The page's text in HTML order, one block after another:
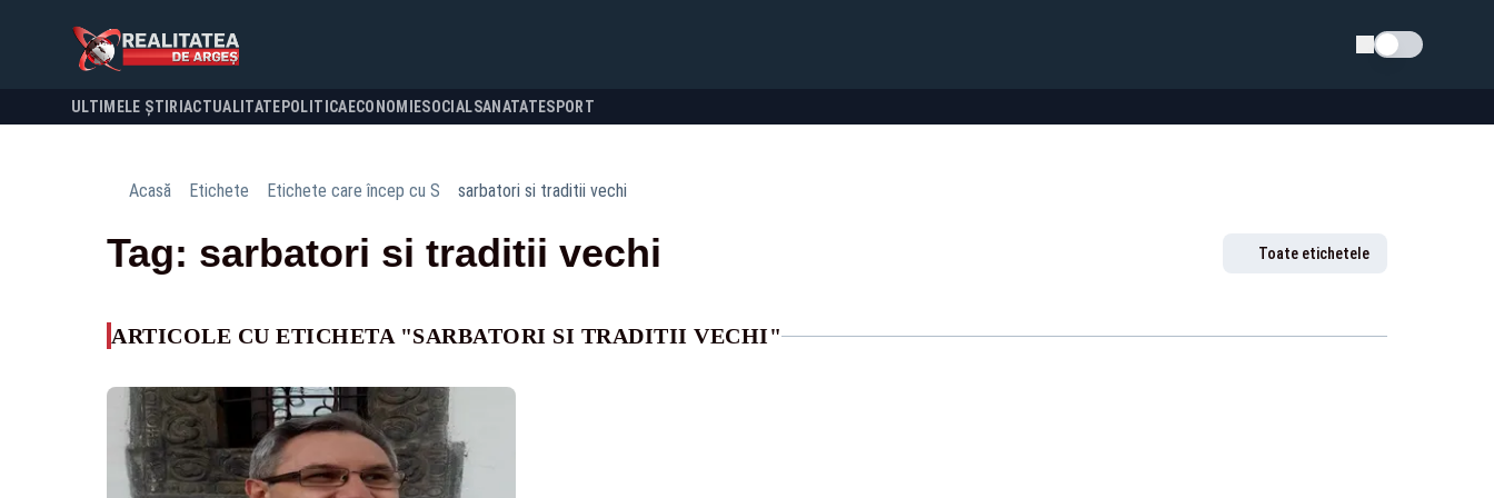
Schimba tema
ULTIMELE ȘTIRI ACTUALITATE POLITICA ECONOMIESOCIALSANATATESPORT
Acasă Etichete Etichete care încep cu S sarbatori si traditii vechi
Tag: sarbatori si traditii vechi Toate etichetele
ARTICOLE CU ETICHETA "SARBATORI SI TRADITII VECHI"